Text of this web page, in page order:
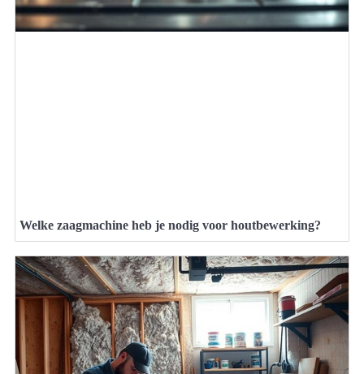
Welke zaagmachine heb je nodig voor houtbewerking?